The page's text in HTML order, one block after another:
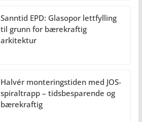
Sanntid EPD: Glasopor lettfylling
til grunn for bærekraftig
arkitektur
Halvér monteringstiden med JOS-
spiraltrapp – tidsbesparende og
bærekraftig